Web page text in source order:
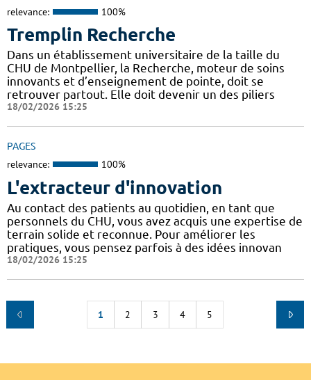
relevance: 100%
Tremplin Recherche
Dans un établissement universitaire de la taille du
CHU de Montpellier, la Recherche, moteur de soins
innovants et d’enseignement de pointe, doit se
retrouver partout. Elle doit devenir un des piliers
18/02/2026 15:25
PAGES
relevance: 100%
L'extracteur d'innovation
Au contact des patients au quotidien, en tant que
personnels du CHU, vous avez acquis une expertise de
terrain solide et reconnue. Pour améliorer les
pratiques, vous pensez parfois à des idées innovan
18/02/2026 15:25
1 2 3 4 5